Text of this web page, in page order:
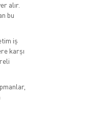
alır.
bu
iş
karşı